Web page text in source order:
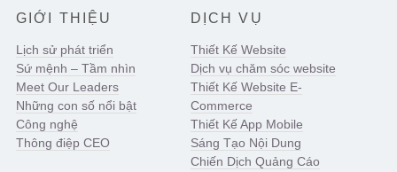
GIỚI THIỆU
Lịch sử phát triển
Sứ mệnh – Tầm nhìn
Meet Our Leaders
Những con số nổi bật
Công nghệ
Thông điệp CEO
DỊCH VỤ
Thiết Kế Website
Dịch vụ chăm sóc website
Thiết Kế Website E-
Commerce
Thiết Kế App Mobile
Sáng Tạo Nội Dung
Chiến Dịch Quảng Cáo